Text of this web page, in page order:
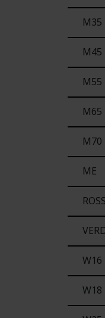
M35
M45
M55
M65
M70
ME
W16
W18